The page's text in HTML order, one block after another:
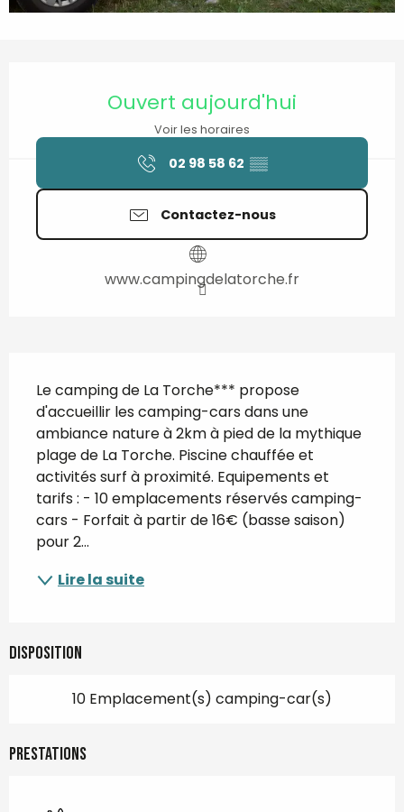
Ouvert aujourd'hui
Voir les horaires
02 98 58 62 ▒▒
Contactez-nous
www.campingdelatorche.fr
Le camping de La Torche*** propose
d'accueillir les camping-cars dans une
ambiance nature à 2km à pied de la mythique
plage de La Torche. Piscine chauffée et
activités surf à proximité. Equipements et
tarifs : - 10 emplacements réservés camping-
cars - Forfait à partir de 16€ (basse saison)
pour 2...
Lire la suite
Disposition
10 Emplacement(s) camping-car(s)
Prestations